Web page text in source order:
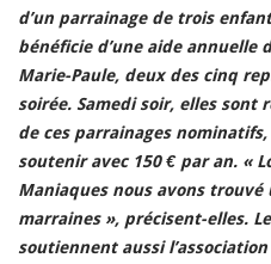
d’un parrainage de trois
bénéficie d’une aide annuelle
Marie-Paule, deux des cinq
soirée. Samedi soir, elles sont
de ces parrainages
soutenir avec 150 € par an. «
Maniaques nous avons
marraines », précisent-elles.
soutiennent aussi